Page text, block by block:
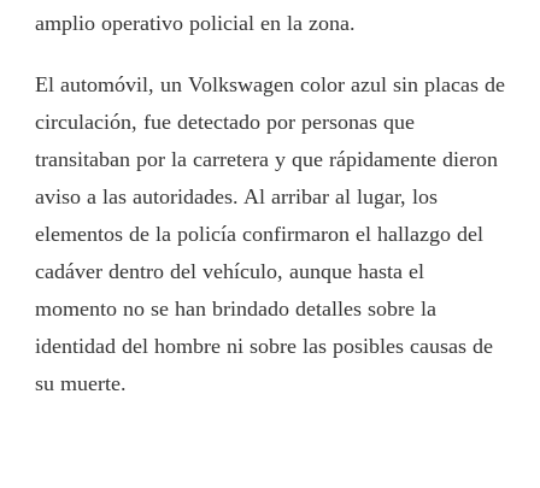
amplio operativo policial en la zona.
El automóvil, un Volkswagen color azul sin placas de
circulación, fue detectado por personas que
transitaban por la carretera y que rápidamente dieron
aviso a las autoridades. Al arribar al lugar, los
elementos de la policía confirmaron el hallazgo del
cadáver dentro del vehículo, aunque hasta el
momento no se han brindado detalles sobre la
identidad del hombre ni sobre las posibles causas de
su muerte.